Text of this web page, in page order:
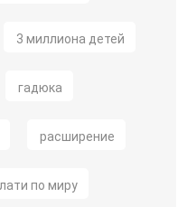
3 миллиона детей
гадюка
расширение
по миру